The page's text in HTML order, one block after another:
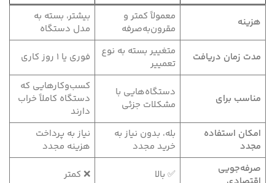
هزینه
معمولاً کمتر و
مقرون‌به‌صرفه
بیشتر، بسته به
مدل دستگاه
مدت زمان دریافت
متغییر بسته به نوع
تعمییر
فوری یا ۱ روز کاری
مناسب برای
دستگاه‌هایی با
مشکلات جزئی
کسب‌وکارهایی که
دستگاه کاملاً خراب
دارند
امکان استفاده
مجدد
بله، بدون نیاز به
خرید مجدد
نیاز به پرداخت
هزینه مجدد
صرفه‌جویی
✅ بالا ❌ کمتر